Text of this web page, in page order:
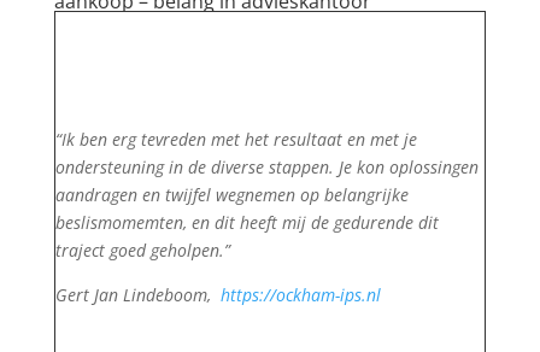
“Ik ben erg tevreden met het resultaat en met je
ondersteuning in de diverse stappen. Je kon oplossingen
aandragen en twijfel wegnemen op belangrijke
beslismomemten, en dit heeft mij de gedurende dit
traject goed geholpen.”
Gert Jan Lindeboom, https://ockham-ips.nl